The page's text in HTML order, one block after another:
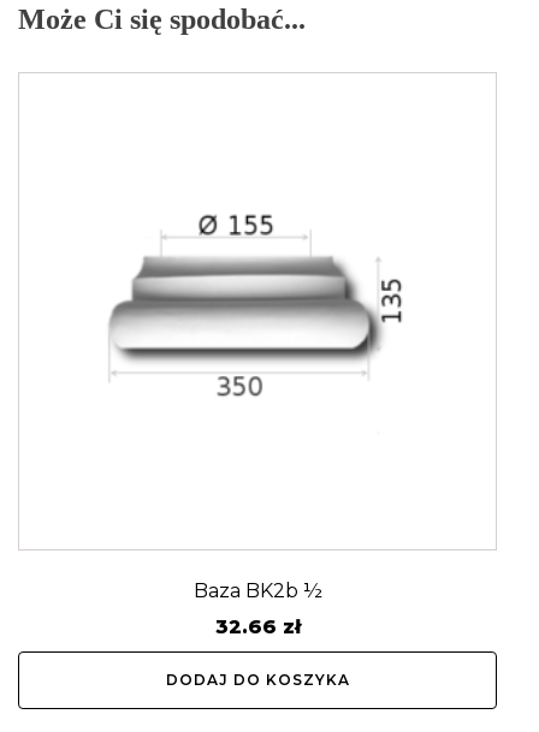
Może Ci się spodobać...
Baza BK2b ½
32.66 zł
DODAJ DO KOSZYKA